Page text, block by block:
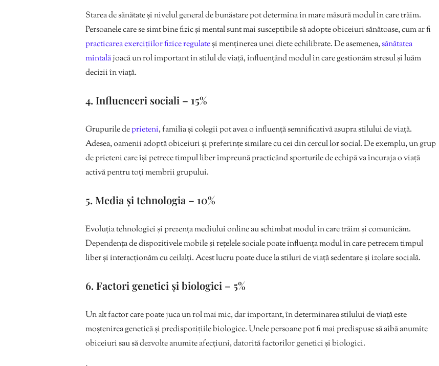
Starea de sănătate și nivelul general de bunăstare pot determina în mare măsură modul în care trăim.
Persoanele care se simt bine fizic și mental sunt mai susceptibile să adopte obiceiuri sănătoase, cum ar fi
practicarea exercițiilor fizice regulateși menținerea unei diete echilibrate. De asemenea,sănătatea
mintalăjoacă un rol important în stilul de viață, influențând modul în care gestionăm stresul și luăm
decizii în viață.
4. Influenceri sociali – 15%
Grupurile deprieteni, familia și colegii pot avea o influență semnificativă asupra stilului de viață.
Adesea, oamenii adoptă obiceiuri și preferințe similare cu cei din cercul lor social. De exemplu, un grup
de prieteni care își petrece timpul liber împreună practicând sporturile de echipă va încuraja o viață
activă pentru toți membrii grupului.
5. Media și tehnologia – 10%
Evoluția tehnologiei și prezența mediului online au schimbat modul în care trăim și comunicăm.
Dependența de dispozitivele mobile și rețelele sociale poate influența modul în care petrecem timpul
liber și interacționăm cu ceilalți. Acest lucru poate duce la stiluri de viață sedentare și izolare socială.
6. Factori genetici și biologici – 5%
Un alt factor care poate juca un rol mai mic, dar important, în determinarea stilului de viață este
moștenirea genetică și predispozițiile biologice. Unele persoane pot fi mai predispuse să aibă anumite
obiceiuri sau să dezvolte anumite afecțiuni, datorită factorilor genetici și biologici.